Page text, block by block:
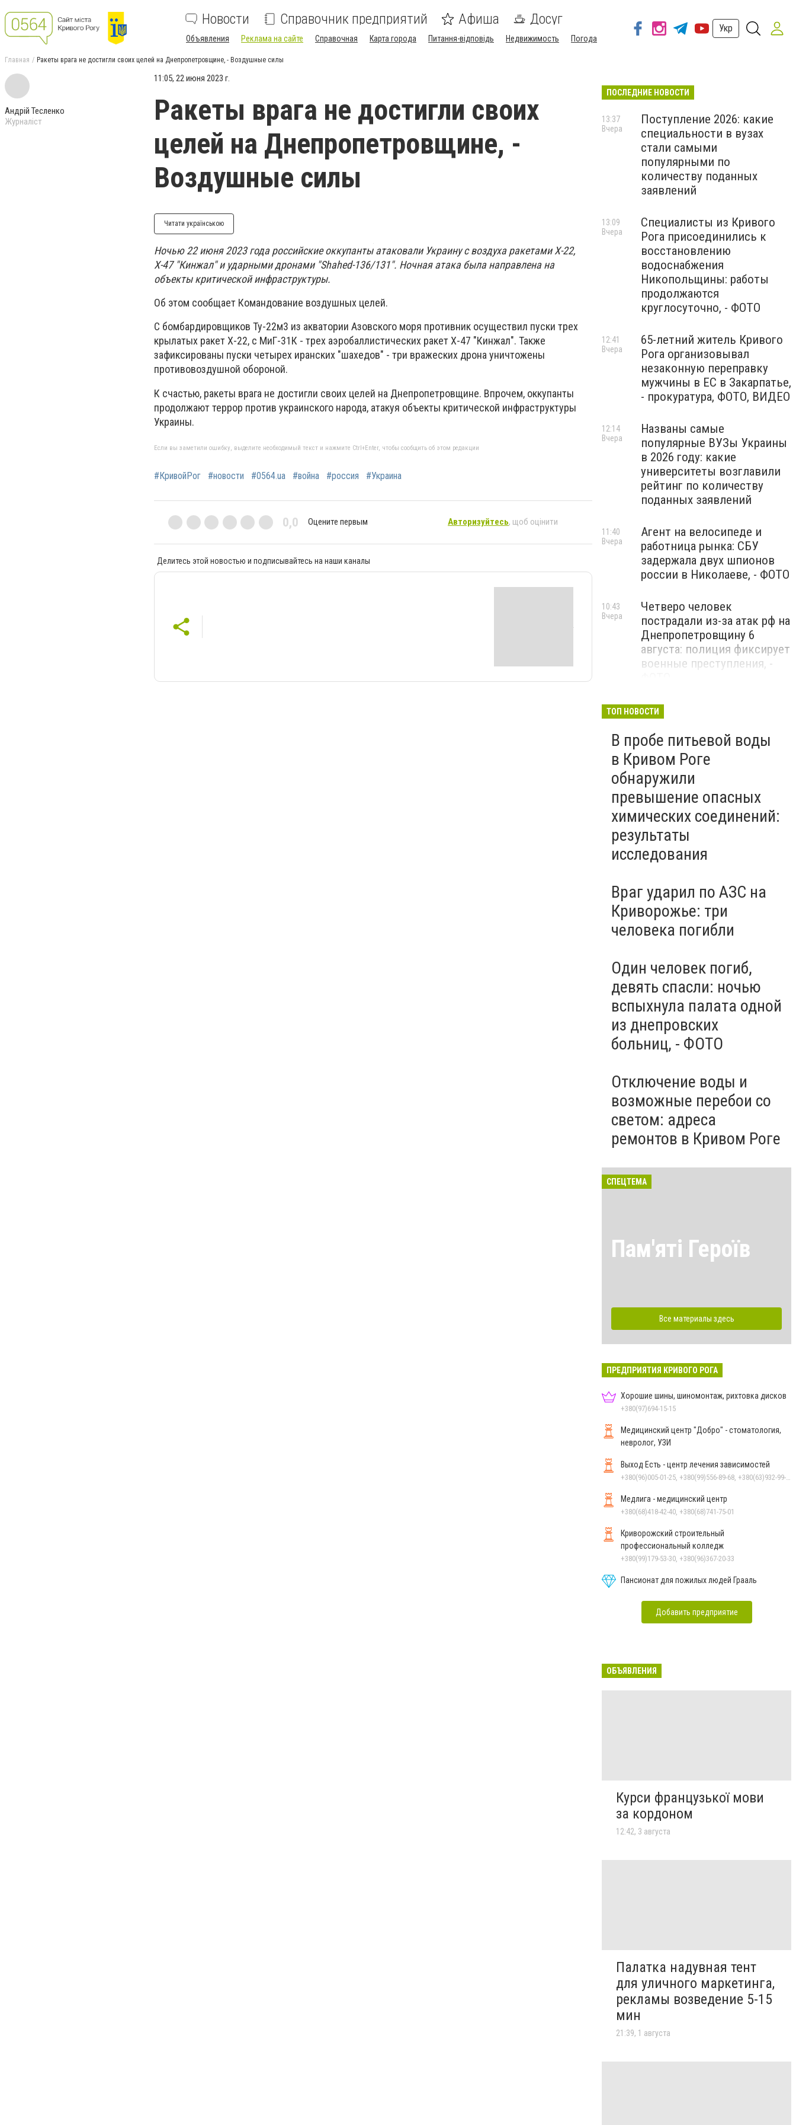
Новости Справочник предприятий Афиша Досуг
Объявления Реклама на сайте Справочная Карта города Питання-відповідь Недвижимость Погода
Укр
Главная Ракеты врага не достигли своих целей на Днепропетровщине, - Воздушные силы
Андрій Тесленко
Журналіст
11:05, 22 июня 2023 г.
Ракеты врага не достигли своих
целей на Днепропетровщине, -
Воздушные силы
Читати українською
Ночью 22 июня 2023 года российские оккупанты атаковали Украину с воздуха ракетами Х-22,
Х-47 "Кинжал" и ударными дронами "Shahed-136/131". Ночная атака была направлена на
объекты критической инфраструктуры.
Об этом сообщает Командование воздушных целей.
С бомбардировщиков Ту-22м3 из акватории Азовского моря противник осуществил пуски трех
крылатых ракет Х-22, с МиГ-31К - трех аэробаллистических ракет Х-47 "Кинжал". Также
зафиксированы пуски четырех иранских "шахедов" - три вражеских дрона уничтожены
противовоздушной обороной.
К счастью, ракеты врага не достигли своих целей на Днепропетровщине. Впрочем, оккупанты
продолжают террор против украинского народа, атакуя объекты критической инфраструктуры
Украины.
Если вы заметили ошибку, выделите необходимый текст и нажмите Ctrl+Enter, чтобы сообщить об этом редакции
#КривойРог #новости #0564.ua #война #россия #Украина
0,0 Оцените первым Авторизуйтесь, щоб оцінити
Делитесь этой новостью и подписывайтесь на наши каналы
ПОСЛЕДНИЕ НОВОСТИ
Поступление 2026: какие
специальности в вузах
стали самыми
популярными по
количеству поданных
заявлений
13:37
Вчера
Специалисты из Кривого
Рога присоединились к
восстановлению
водоснабжения
Никопольщины: работы
продолжаются
круглосуточно, - ФОТО
13:09
Вчера
65-летний житель Кривого
Рога организовывал
незаконную переправку
мужчины в ЕС в Закарпатье,
- прокуратура, ФОТО, ВИДЕО
12:41
Вчера
Названы самые
популярные ВУЗы Украины
в 2026 году: какие
университеты возглавили
рейтинг по количеству
поданных заявлений
12:14
Вчера
Агент на велосипеде и
работница рынка: СБУ
задержала двух шпионов
россии в Николаеве, - ФОТО
11:40
Вчера
Четверо человек
пострадали из-за атак рф на
Днепропетровщину 6
августа: полиция фиксирует
военные преступления, -
10:43
Вчера
Ночью россияне атаковали
ПВО уничтожила и
подавила 114 БпЛА
09:08
Вчера
Общенациональная минута
молчания: Украина чтит
память жертв войны, -
09:00
Вчера
ТОП НОВОСТИ
В пробе питьевой воды
в Кривом Роге
обнаружили
превышение опасных
химических соединений:
результаты
исследования
Враг ударил по АЗС на
Криворожье: три
человека погибли
Один человек погиб,
девять спасли: ночью
вспыхнула палата одной
из днепровских
больниц, - ФОТО
Отключение воды и
возможные перебои со
светом: адреса
ремонтов в Кривом Роге
СПЕЦТЕМА
Пам'яті Героїв
Все материалы здесь
ПРЕДПРИЯТИЯ КРИВОГО РОГА
Хорошие шины, шиномонтаж, рихтовка дисков
+380(97)694-15-15
Медицинский центр "Добро" - стоматология,
невролог, УЗИ
Выход Есть - центр лечения зависимостей
Медлига - медицинский центр
+380(68)418-42-40, +380(68)741-75-01
Криворожский строительный
профессиональный колледж
+380(99)179-53-30, +380(96)367-20-33
Пансионат для пожилых людей Грааль
Добавить предприятие
ОБЪЯВЛЕНИЯ
Курси французької мови
за кордоном
12:42, 3 августа
Палатка надувная тент
для уличного маркетинга,
рекламы возведение 5-15
мин
21:39, 1 августа